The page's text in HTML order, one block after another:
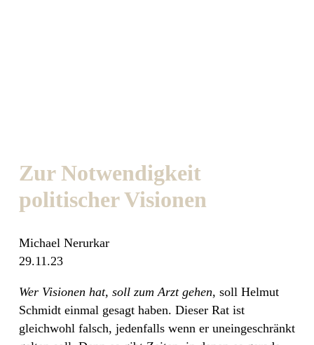
Zur Notwendigkeit
politischer Visionen
Michael Nerurkar
29.11.23
Wer Visionen hat, soll zum Arzt gehen, soll Helmut
Schmidt einmal gesagt haben. Dieser Rat ist
gleichwohl falsch, jedenfalls wenn er uneingeschränkt